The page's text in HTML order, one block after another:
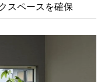
スペースを確保